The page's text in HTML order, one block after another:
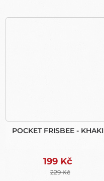
POCKET FRISBEE - KHAKI
199 Kč
229 Kč